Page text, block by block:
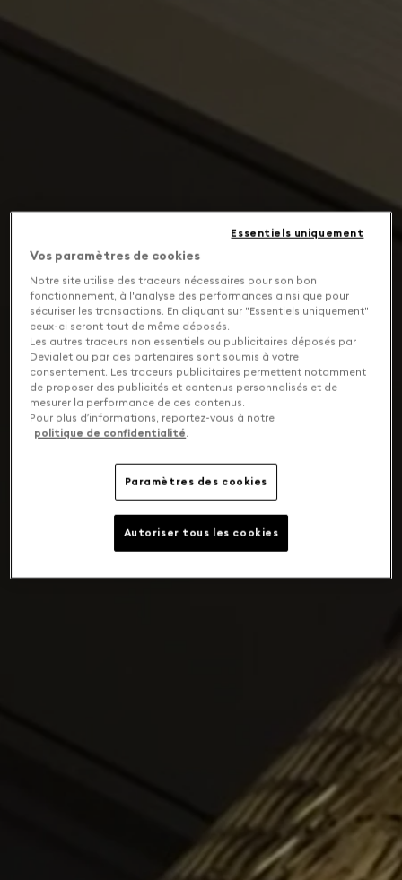
Vos paramètres de cookies
Notre site utilise des traceurs nécessaires pour son bon
fonctionnement, à l'analyse des performances ainsi que pour
sécuriser les transactions. En cliquant sur "Essentiels uniquement"
ceux-ci seront tout de même déposés.
Les autres traceurs non essentiels ou publicitaires déposés par
Devialet ou par des partenaires sont soumis à votre
consentement. Les traceurs publicitaires permettent notamment
de proposer des publicités et contenus personnalisés et de
mesurer la performance de ces contenus.
Pour plus d’informations, reportez-vous à notre
politique de confidentialité.
Paramètres des cookies
Essentiels uniquement
Autoriser tous les cookies